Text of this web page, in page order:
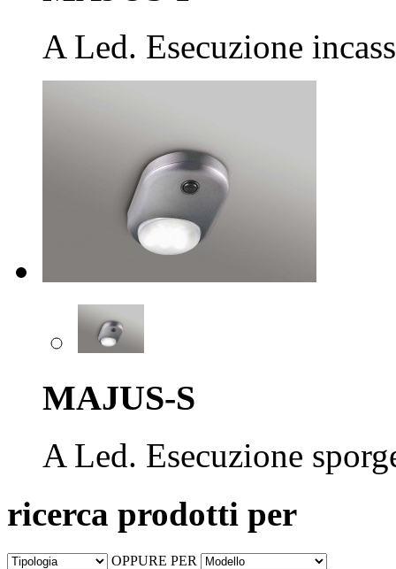
A Led. Esecuzione
MAJUS-S
A Led. Esecuzione
ricerca prodotti per
OPPURE PER